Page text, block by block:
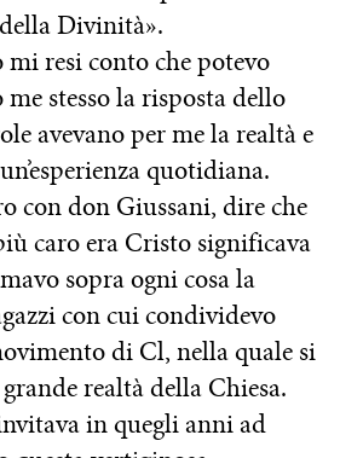
Divinità».
resi conto che potevo
stesso la risposta dello
avevano per me la realtà e
quotidiana.
con don Giussani, dire che
caro era Cristo significava
sopra ogni cosa la
con cui condividevo
di Cl, nella quale si
realtà della Chiesa.
in quegli anni ad